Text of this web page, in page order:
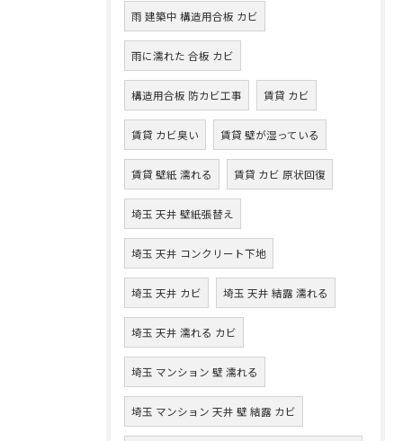
雨 建築中 構造用合板 カビ
雨に濡れた 合板 カビ
構造用合板 防カビ工事 賃貸 カビ
賃貸 カビ臭い 賃貸 壁が湿っている
賃貸 壁紙 濡れる 賃貸 カビ 原状回復
埼玉 天井 壁紙張替え
埼玉 天井 コンクリート下地
埼玉 天井 カビ 埼玉 天井 結露 濡れる
埼玉 天井 濡れる カビ
埼玉 マンション 壁 濡れる
埼玉 マンション 天井 壁 結露 カビ